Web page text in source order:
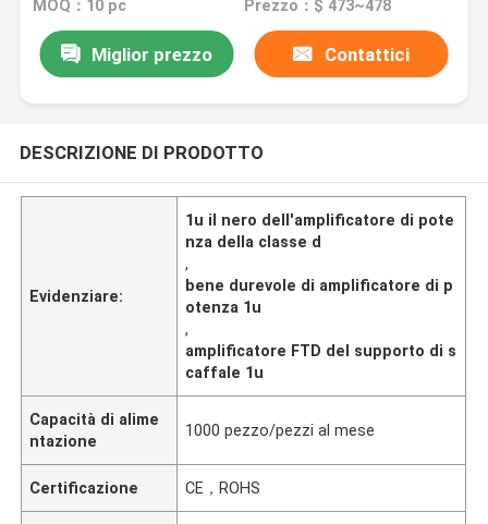
MOQ：10 pc Prezzo：$ 473~478
Miglior prezzo Contattici
DESCRIZIONE DI PRODOTTO
Evidenziare:
1u il nero dell'amplificatore di pote
nza della classe d
,
bene durevole di amplificatore di p
otenza 1u
,
amplificatore FTD del supporto di s
caffale 1u
Capacità di alime
ntazione
1000 pezzo/pezzi al mese
Certificazione CE，ROHS